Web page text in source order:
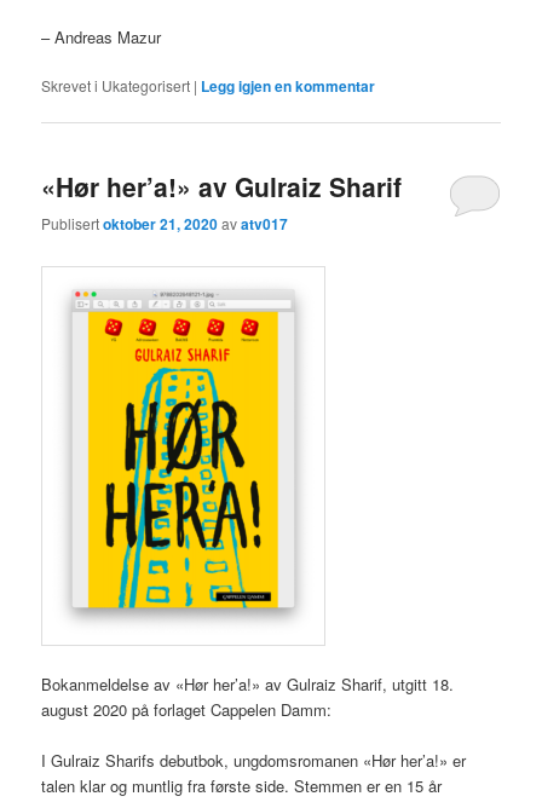
– Andreas Mazur
Skrevet i Ukategorisert | Legg igjen en kommentar
«Hør her’a!» av Gulraiz Sharif
Publisertoktober 21, 2020avatv017
Bokanmeldelse av «Hør her’a!» av Gulraiz Sharif, utgitt 18.
august 2020 på forlaget Cappelen Damm:
I Gulraiz Sharifs debutbok, ungdomsromanen «Hør her’a!» er
talen klar og muntlig fra første side. Stemmen er en 15 år